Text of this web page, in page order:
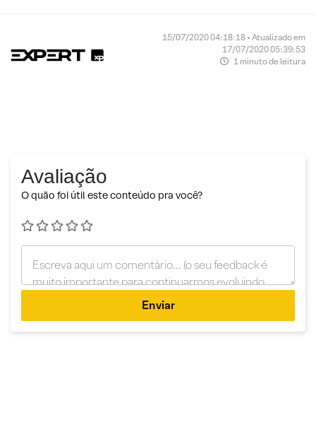
15/07/2020 04:18:18 • Atualizado em
17/07/2020 05:39:53
1 minuto de leitura
Avaliação
O quão foi útil este conteúdo pra você?
Enviar